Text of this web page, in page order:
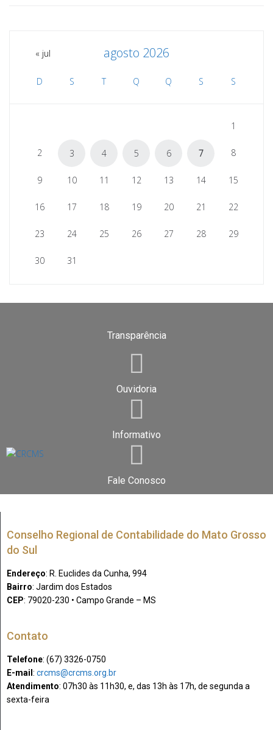
agosto 2026
D S T Q Q S S
« jul
1
2 3 4 5 6 7 8
9 10 11 12 13 14 15
16 17 18 19 20 21 22
23 24 25 26 27 28 29
30 31
Transparência
Ouvidoria
Informativo
Fale Conosco
Conselho Regional de Contabilidade do Mato Grosso
do Sul
Endereço: R. Euclides da Cunha, 994
Bairro: Jardim dos Estados
CEP: 79020-230 • Campo Grande – MS
Contato
Telefone: (67) 3326-0750​
E-mail : crcms@crcms.org.br
Atendimento: 07h30 às 11h30, e, das 13h às 17h, de segunda a
sexta-feira